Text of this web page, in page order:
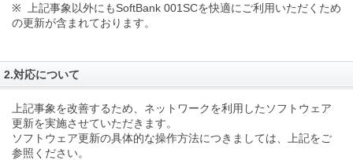
※ 上記事象以外にもSoftBank 001SCを快適にご利用いただくため
の更新が含まれております。
2.対応について
上記事象を改善するため、ネットワークを利用したソフトウェア
更新を実施させていただきます。
ソフトウェア更新の具体的な操作方法につきましては、上記をご
参照ください。